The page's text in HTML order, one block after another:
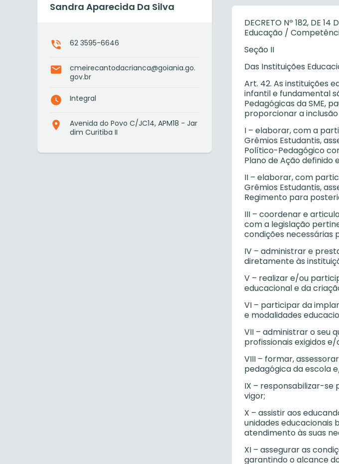
Sandra Aparecida Da Silva
62 3595-6646
cmeirecantodacrianca@goiania.go.
gov.br
Integral
Avenida do Povo C/JC14, APM18 - Jar
dim Curitiba II
DECRETO Nº 182, DE
Educação /
Seção II
Das Instituições
Art. 42. As instituições
infantil e fundamental
Pedagógicas da SME,
proporcionar a
I – elaborar, com a
Grêmios Estudantis,
Político-Pedagógico
Plano de Ação definido
II – elaborar, com
Grêmios Estudantis,
Regimento para
III – coordenar e
com a legislação
condições necessárias
IV – administrar e
diretamente às
V – realizar e/ou
educacional e da
VI – participar da
e modalidades
VII – administrar o seu
profissionais exigidos
VIII – formar,
pedagógica da escola
IX – responsabilizar-se
vigor;
X – assistir aos
unidades
atendimento às suas
XI – assegurar as
garantindo o alcance